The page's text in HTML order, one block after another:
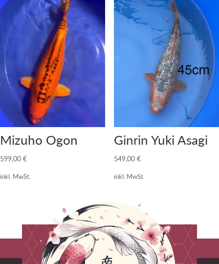
Mizuho Ogon
599,00 €
inkl. MwSt.
Ginrin Yuki Asagi
549,00 €
inkl. MwSt.